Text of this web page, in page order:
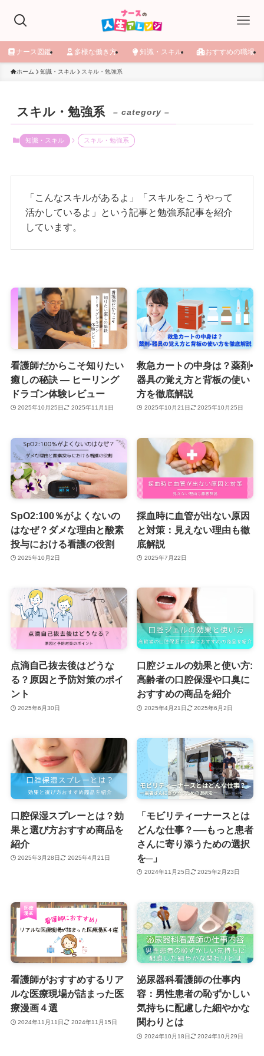
ナース図鑑 多様な働き方 知識・スキル おすすめの職場
ホーム 知識・スキル スキル・勉強系
スキル・勉強系 – category –
知識・スキル スキル・勉強系
「こんなスキルがあるよ」「スキルをこうやって
活かしているよ」という記事と勉強系記事を紹介
しています。
看護師だからこそ知りたい
癒しの秘訣 ― ヒーリング
ドラゴン体験レビュー
2025年10月25日 2025年11月1日
救急カートの中身は？薬剤•
器具の覚え方と背板の使い
方を徹底解説
2025年10月21日 2025年10月25日
SpO2:100％がよくないの
はなぜ？ダメな理由と酸素
投与における看護の役割
2025年10月2日
採血時に血管が出ない原因
と対策：見えない理由も徹
底解説
2025年7月22日
点滴自己抜去後はどうな
る？原因と予防対策のポイ
ント
2025年6月30日
口腔ジェルの効果と使い方:
高齢者の口腔保湿や口臭に
おすすめの商品を紹介
2025年4月21日 2025年6月2日
口腔保湿スプレーとは？効
果と選び方おすすめ商品を
紹介
2025年3月28日 2025年4月21日
「モビリティーナースとは
どんな仕事？──もっと患者
さんに寄り添うための選択
を─」
2024年11月25日 2025年2月23日
看護師がおすすめするリア
ルな医療現場が詰まった医
療漫画４選
2024年11月11日 2024年11月15日
泌尿器科看護師の仕事内
容：男性患者の恥ずかしい
気持ちに配慮した細やかな
関わりとは
2024年10月18日 2024年10月29日